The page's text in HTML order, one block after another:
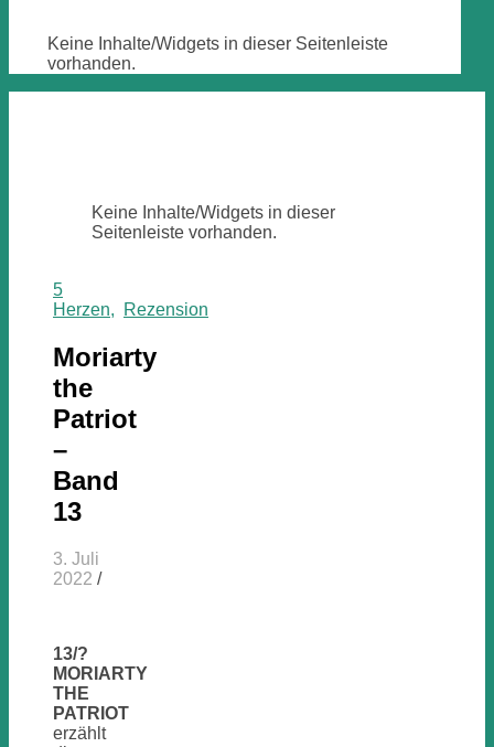
Keine Inhalte/Widgets in dieser Seitenleiste
vorhanden.
Keine Inhalte/Widgets in dieser
Seitenleiste vorhanden.
5
Herzen, Rezension
Moriarty
the
Patriot
–
Band
13
3. Juli
2022 /
13/?
MORIARTY
THE
PATRIOT
erzählt